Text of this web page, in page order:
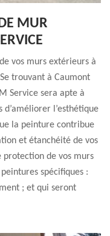
MUR
vos murs extérieurs à
trouvant à Caumont
Service sera apte à
d’améliorer l’esthétique
la peinture contribue
et étanchéité de vos
de vos murs
spécifiques :
; et qui seront